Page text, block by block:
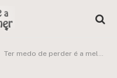
Ter medo de perder é a melhor forma de não ganhar